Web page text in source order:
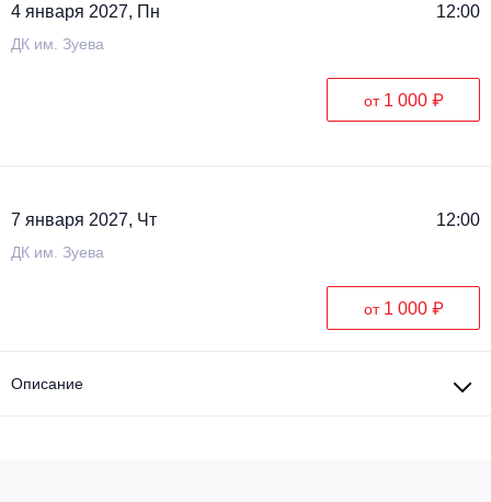
4 января 2027, Пн 12:00
ДК им. Зуева
от 1 000 ₽
7 января 2027, Чт 12:00
ДК им. Зуева
от 1 000 ₽
Описание